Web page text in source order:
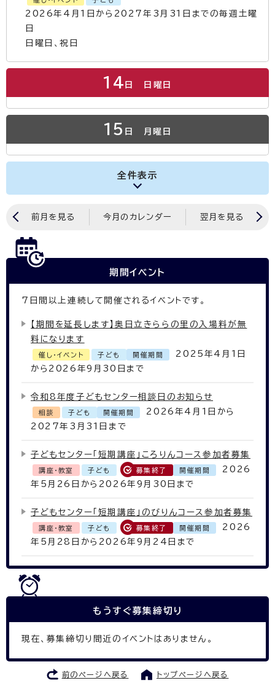
2026年4月1日から2027年3月31日までの毎週土曜
日
日曜日、祝日
14 日 日曜日
15 日 月曜日
全件表示
前月を見る 今月のカレンダー 翌月を見る
期間イベント
7 日間以上連続して開催されるイベントです。
【期間を延長します】奥日立きららの里の入場料が無
料になります
催し・イベント 子ども 開催期間
2025年4月1日
から2026年9月30日まで
令和8年度子どもセンター相談日のお知らせ
相談 子ども 開催期間
2026年4月1日から
2027年3月31日まで
子どもセンター「短期講座」ころりんコース参加者募集
講座・教室 子ども 募集終了 開催期間
2026
年5月26日から2026年9月30日まで
子どもセンター「短期講座」のびりんコース参加者募集
講座・教室 子ども 募集終了 開催期間
2026
年5月28日から2026年9月24日まで
もうすぐ募集締切り
現在、募集締切り間近のイベントはありません。
前のページへ戻る トップページへ戻る